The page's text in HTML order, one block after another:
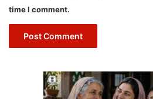
time I comment.